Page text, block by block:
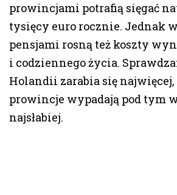
prowincjami potrafią sięgać
tysięcy euro rocznie. Jednak
pensjami rosną też koszty
i codziennego życia.
Holandii zarabia się najwięcej,
prowincje wypadają pod tym
najsłabiej.